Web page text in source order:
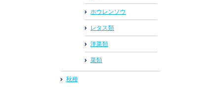
ホウレンソウ
レタス類
洋菜類
菜類
秋種